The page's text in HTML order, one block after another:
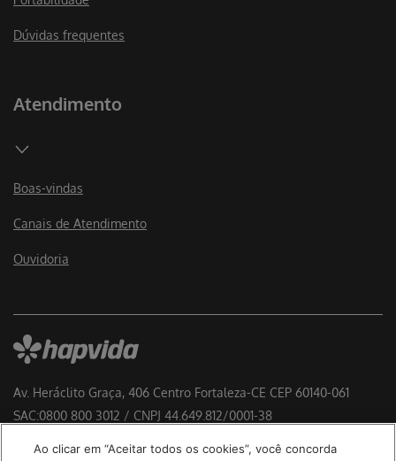
Av. Heráclito Graça, 406 Centro Fortaleza-CE CEP 60140-061
SAC:0800 800 3012 / CNPJ 44.649.812/0001-38
Dúvidas frequentes
Atendimento
Boas-vindas
Canais de Atendimento
Ouvidoria
Ao clicar em “Aceitar todos os cookies”, você concorda